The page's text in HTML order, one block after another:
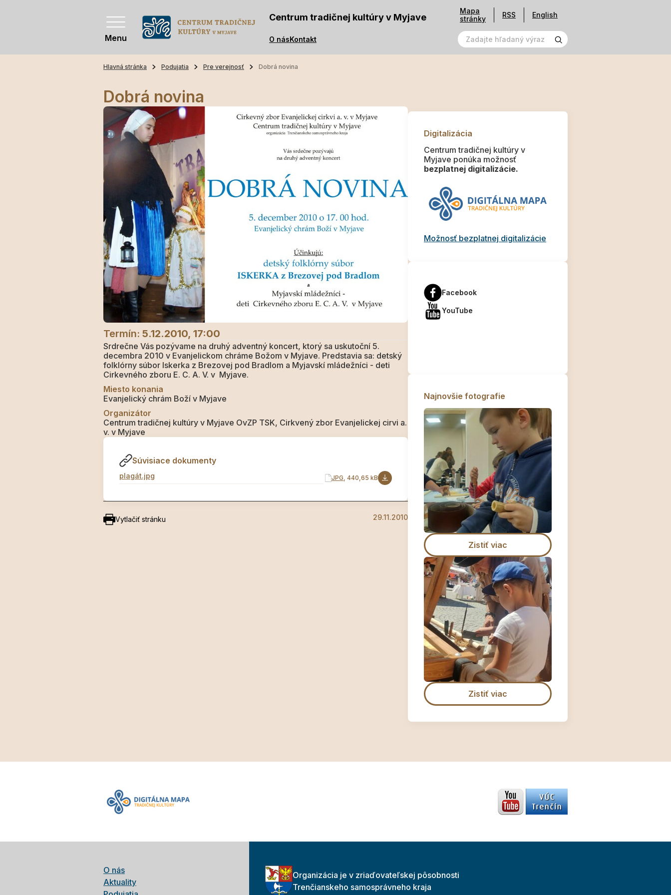
Menu
Centrum tradičnej kultúry v Myjave
O násKontakt
Mapa
stránky
RSS English
Hlavná stránka Podujatia Pre verejnosť Dobrá novina
Dobrá novina
Termín: 5.12.2010, 17:00
Srdrečne Vás pozývame na druhý adventný koncert, ktorý sa uskutoční 5.
decembra 2010 v Evanjelickom chráme Božom v Myjave. Predstavia sa: detský
folklórny súbor Iskerka z Brezovej pod Bradlom a Myjavskí mládežníci - deti
Cirkevného zboru E. C. A. V. v Myjave.
Miesto konania
Evanjelický chrám Boží v Myjave
Organizátor
Centrum tradičnej kultúry v Myjave OvZP TSK, Cirkvený zbor Evanjelickej cirvi a.
v. v Myjave
Súvisiace dokumenty
plagát.jpg JPG , 440,65 kB
Vytlačiť stránku 29.11.2010
Digitalizácia
Centrum tradičnej kultúry v
Myjave ponúka možnosť
bezplatnej digitalizácie.
Možnosť bezplatnej digitalizácie
Facebook
YouTube
Najnovšie fotografie
Zistiť viac
Zistiť viac
O nás
Aktuality
Organizácia je v zriaďovateľskej pôsobnosti
Trenčianskeho samosprávneho kraja